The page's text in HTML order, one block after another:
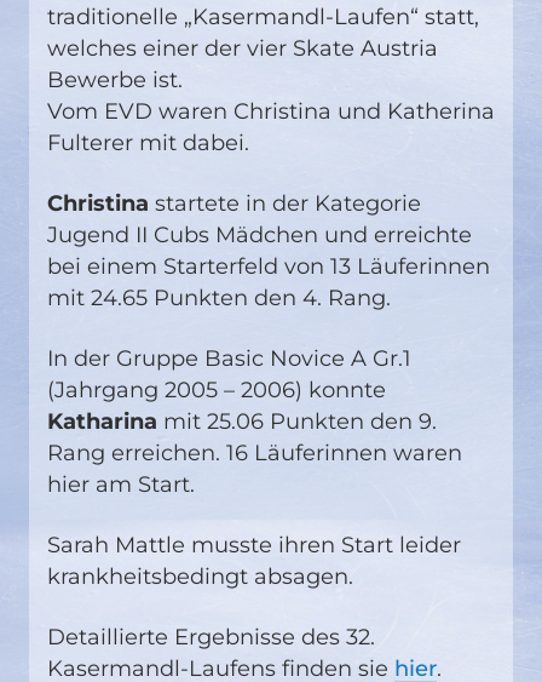
traditionelle „Kasermandl-Laufen“ statt,
welches einer der vier Skate Austria
Bewerbe ist.
Vom EVD waren Christina und Katherina
Fulterer mit dabei.
Christina startete in der Kategorie
Jugend II Cubs Mädchen und erreichte
bei einem Starterfeld von 13 Läuferinnen
mit 24.65 Punkten den 4. Rang.
In der Gruppe Basic Novice A Gr.1
(Jahrgang 2005 – 2006) konnte
Katharina mit 25.06 Punkten den 9.
Rang erreichen. 16 Läuferinnen waren
hier am Start.
Sarah Mattle musste ihren Start leider
krankheitsbedingt absagen.
Detaillierte Ergebnisse des 32.
Kasermandl-Laufens finden sie hier.